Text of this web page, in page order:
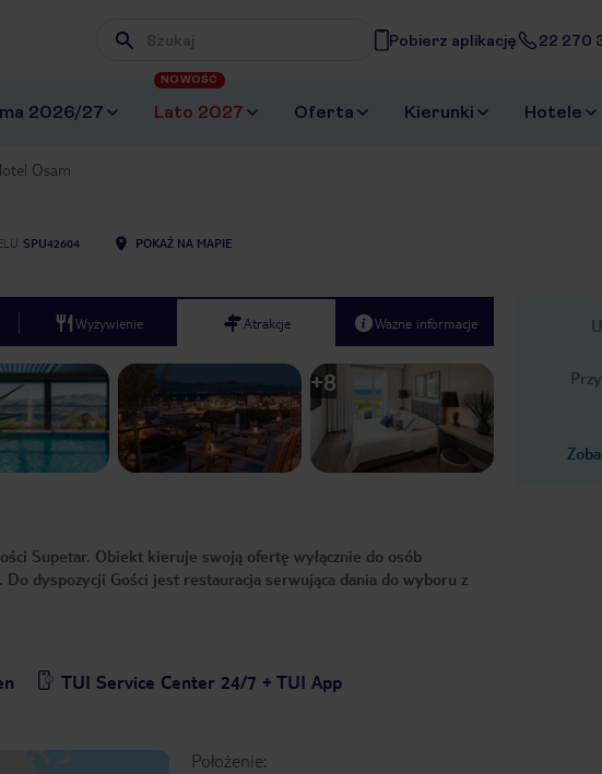
Wpisz frazę, której szukasz
Pobierz aplikację 22 270
2026/27 Lato 2027
NOWOŚĆ
Oferta Kierunki Hotele
Osam
SPU42604 POKAŻ NA MAPIE
Wyżywienie Atrakcje Ważne informacje
Next slide
1 /14
+8
Supetar. Obiekt kieruje swoją ofertę wyłącznie do osób
dyspozycji Gości jest restauracja serwująca dania do wyboru z
TUI Service Center 24/7 + TUI App
Położenie: